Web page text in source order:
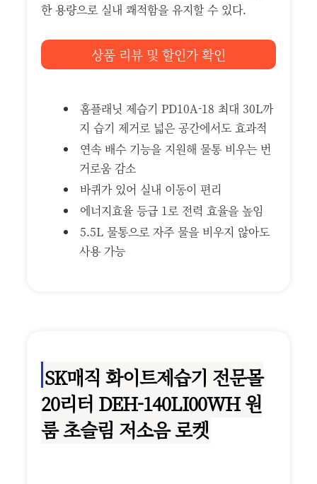
한 용량으로 실내 쾌적함을 유지할 수 있다.
상품 리뷰 및 할인가 확인
홈플래닛 제습기 PD10A-18 최대 30L까
지 습기 제거로 넓은 공간에서도 효과적
연속 배수 기능을 지원해 물통 비우는 번
거로움 감소
바퀴가 있어 실내 이동이 편리
에너지효율 등급 1로 전력 효율을 높임
5.5L 물통으로 자주 물을 비우지 않아도
사용 가능
SK매직 화이트제습기 전문몰
20리터 DEH-140LI00WH 원
룸 초슬림 저소음 로켓